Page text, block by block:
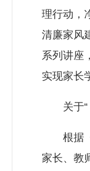
理行动，
清廉家风
系列讲座
实现家长
关于“
根据《
家长、教